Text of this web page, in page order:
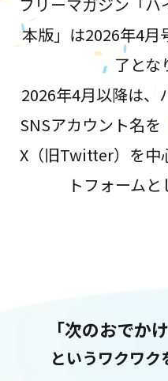
フリーマガジン「
本版」は2026年4月
了とな
2026年4月以降は、
SNSアカウント名を
X（旧Twitter）を中
トフォームと
「次のおでか
というワクワク